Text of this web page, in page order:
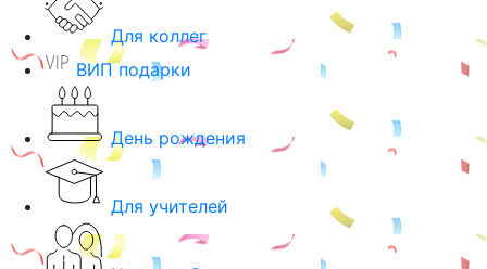
Для коллег
ВИП подарки
День рождения
Для учителей